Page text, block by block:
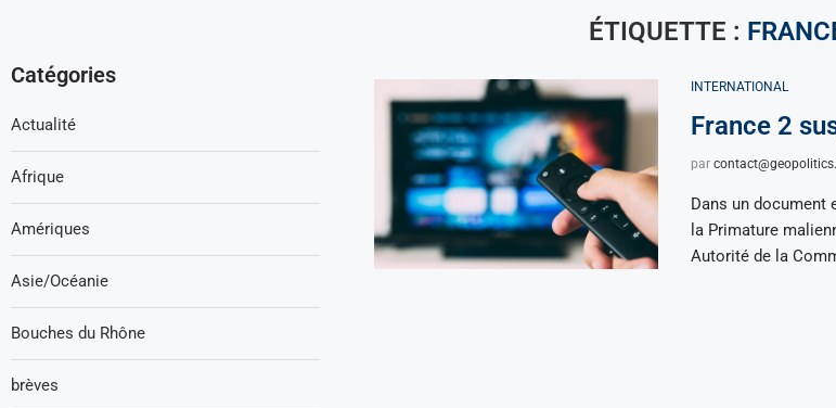
ÉTIQUETTE :
INTERNATIONAL
France 2
par
Dans un document
la Primature
Autorité de la
Catégories
Actualité
Afrique
Amériques
Asie/Océanie
Bouches du Rhône
brèves